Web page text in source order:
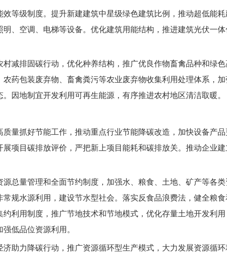
效等级制度。提升新建建筑中星级绿色建筑比例，推动超低能
、空调、电梯等设备。优化建筑用能结构，推进建筑光伏一
村减排固碳行动，优化种养结构，推广优良作物畜禽品种和绿
药包装废弃物、畜禽粪污等农业废弃物收集利用处理体系，
因地制宜开发利用可再生能源，有序推进农村地区清洁取暖。
质量抓好节能工作，推动重点行业节能降碳改造，加快设备产
项目碳排放评价，严把新上项目能耗和碳排放关。推动企业
总量管理和全面节约制度，加强水、粮食、土地、矿产等各
规水源利用，建设节水型社会。落实反食品浪费法，健全粮
利用制度，推广节地技术和节地模式，优化存量土地开发利
低品位资源利用。
济助力降碳行动，推广资源循环型生产模式，大力发展资源循